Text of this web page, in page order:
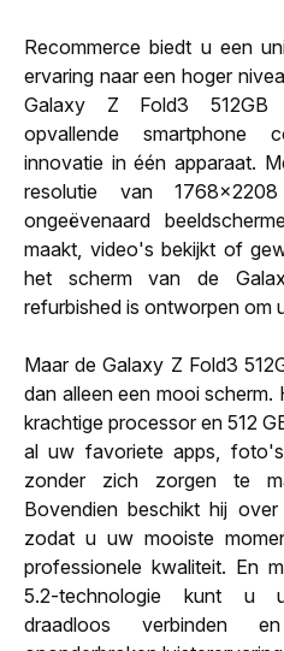
Recommerce biedt u een
ervaring naar een hoger
Galaxy Z Fold3 512GB
opvallende smartphone
innovatie in één apparaat.
resolutie van
ongeëvenaard
maakt, video's bekijkt of
het scherm van de
refurbished is ontworpen om
Maar de Galaxy Z Fold3
dan alleen een mooi
krachtige processor en 512
al uw favoriete apps,
zonder zich zorgen te
Bovendien beschikt hij over
zodat u uw mooiste
professionele kwaliteit. En
5.2-technologie kunt u
draadloos verbinden